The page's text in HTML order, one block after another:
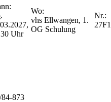
Uhr
Wo:
vhs Ellwangen, 1.
OG Schulung
Nr.:
873